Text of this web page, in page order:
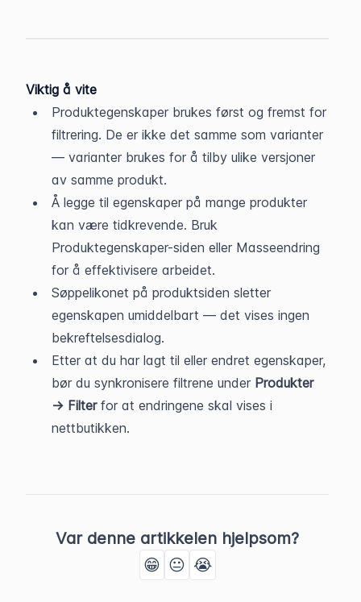
Viktig å vite
Produktegenskaper brukes først og fremst for
filtrering. De er ikke det samme som varianter
— varianter brukes for å tilby ulike versjoner
av samme produkt.
Å legge til egenskaper på mange produkter
kan være tidkrevende. Bruk
Produktegenskaper-siden eller Masseendring
for å effektivisere arbeidet.
Søppelikonet på produktsiden sletter
egenskapen umiddelbart — det vises ingen
bekreftelsesdialog.
Etter at du har lagt til eller endret egenskaper,
bør du synkronisere filtrene under Produkter
→ Filter for at endringene skal vises i
nettbutikken.
Var denne artikkelen hjelpsom?
😁 😐 😭